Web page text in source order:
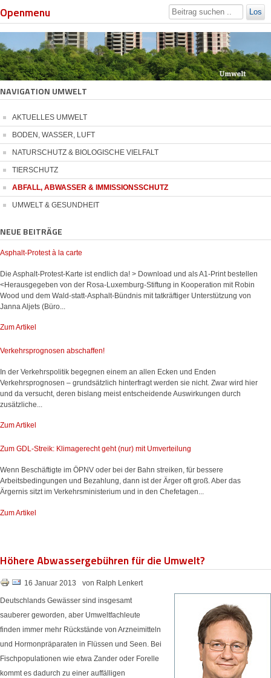
Openmenu Los
NAVIGATION UMWELT
AKTUELLES UMWELT
BODEN, WASSER, LUFT
NATURSCHUTZ & BIOLOGISCHE VIELFALT
TIERSCHUTZ
ABFALL, ABWASSER & IMMISSIONSSCHUTZ
UMWELT & GESUNDHEIT
NEUE BEITRÄGE
Asphalt-Protest à la carte
Die Asphalt-Protest-Karte ist endlich da! > Download und als A1-Print bestellen
<Herausgegeben von der Rosa-Luxemburg-Stiftung in Kooperation mit Robin
Wood und dem Wald-statt-Asphalt-Bündnis mit tatkräftiger Unterstützung von
Janna Aljets (Büro...
Zum Artikel
Verkehrsprognosen abschaffen!
In der Verkehrspolitik begegnen einem an allen Ecken und Enden
Verkehrsprognosen – grundsätzlich hinterfragt werden sie nicht. Zwar wird hier
und da versucht, deren bislang meist entscheidende Auswirkungen durch
zusätzliche...
Zum Artikel
Zum GDL-Streik: Klimagerecht geht (nur) mit Umverteilung
Wenn Beschäftigte im ÖPNV oder bei der Bahn streiken, für bessere
Arbeitsbedingungen und Bezahlung, dann ist der Ärger oft groß. Aber das
Ärgernis sitzt im Verkehrsministerium und in den Chefetagen...
Zum Artikel
Höhere Abwassergebühren für die Umwelt?
16 Januar 2013 von Ralph Lenkert
Deutschlands Gewässer sind insgesamt
sauberer geworden, aber Umweltfachleute
finden immer mehr Rückstände von Arzneimitteln
und Hormonpräparaten in Flüssen und Seen. Bei
Fischpopulationen wie etwa Zander oder Forelle
kommt es dadurch zu einer auffälligen